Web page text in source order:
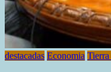
destacadas Economia